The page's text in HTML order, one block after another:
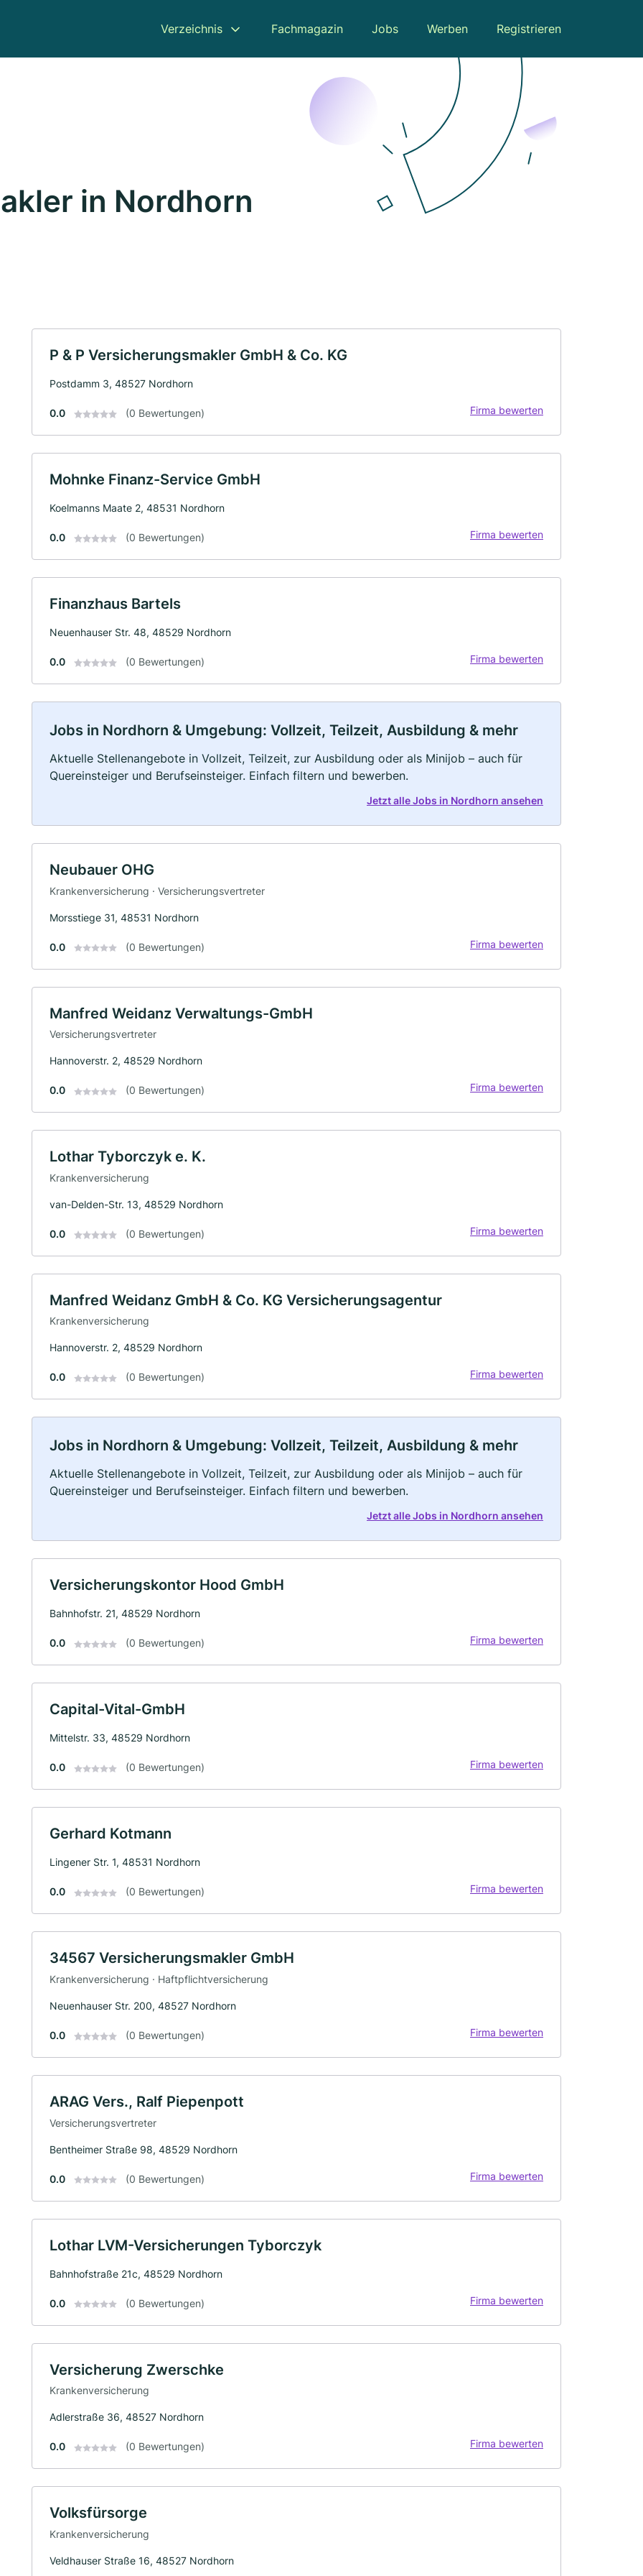
Verzeichnis Fachmagazin Jobs Werben Registrieren
in Nordhorn
P & P Versicherungsmakler GmbH & Co. KG
Postdamm 3, 48527 Nordhorn
0.0 (0 Bewertungen) Firma bewerten
Mohnke Finanz-Service GmbH
Koelmanns Maate 2, 48531 Nordhorn
0.0 (0 Bewertungen) Firma bewerten
Finanzhaus Bartels
Neuenhauser Str. 48, 48529 Nordhorn
0.0 (0 Bewertungen) Firma bewerten
Jobs in Nordhorn & Umgebung: Vollzeit, Teilzeit, Ausbildung & mehr
Aktuelle Stellenangebote in Vollzeit, Teilzeit, zur Ausbildung oder als Minijob – auch für
Quereinsteiger und Berufseinsteiger. Einfach filtern und bewerben.
Jetzt alle Jobs in Nordhorn ansehen
Neubauer OHG
Krankenversicherung · Versicherungsvertreter
Morsstiege 31, 48531 Nordhorn
0.0 (0 Bewertungen) Firma bewerten
Manfred Weidanz Verwaltungs-GmbH
Versicherungsvertreter
Hannoverstr. 2, 48529 Nordhorn
0.0 (0 Bewertungen) Firma bewerten
Lothar Tyborczyk e. K.
Krankenversicherung
van-Delden-Str. 13, 48529 Nordhorn
0.0 (0 Bewertungen) Firma bewerten
Manfred Weidanz GmbH & Co. KG Versicherungsagentur
Krankenversicherung
Hannoverstr. 2, 48529 Nordhorn
0.0 (0 Bewertungen) Firma bewerten
Jobs in Nordhorn & Umgebung: Vollzeit, Teilzeit, Ausbildung & mehr
Aktuelle Stellenangebote in Vollzeit, Teilzeit, zur Ausbildung oder als Minijob – auch für
Quereinsteiger und Berufseinsteiger. Einfach filtern und bewerben.
Jetzt alle Jobs in Nordhorn ansehen
Versicherungskontor Hood GmbH
Bahnhofstr. 21, 48529 Nordhorn
0.0 (0 Bewertungen) Firma bewerten
Capital-Vital-GmbH
Mittelstr. 33, 48529 Nordhorn
0.0 (0 Bewertungen) Firma bewerten
Gerhard Kotmann
Lingener Str. 1, 48531 Nordhorn
0.0 (0 Bewertungen) Firma bewerten
34567 Versicherungsmakler GmbH
Krankenversicherung · Haftpflichtversicherung
Neuenhauser Str. 200, 48527 Nordhorn
0.0 (0 Bewertungen) Firma bewerten
ARAG Vers., Ralf Piepenpott
Versicherungsvertreter
Bentheimer Straße 98, 48529 Nordhorn
0.0 (0 Bewertungen) Firma bewerten
Lothar LVM-Versicherungen Tyborczyk
Bahnhofstraße 21c, 48529 Nordhorn
0.0 (0 Bewertungen) Firma bewerten
Versicherung Zwerschke
Krankenversicherung
Adlerstraße 36, 48527 Nordhorn
0.0 (0 Bewertungen) Firma bewerten
Volksfürsorge
Krankenversicherung
Veldhauser Straße 16, 48527 Nordhorn